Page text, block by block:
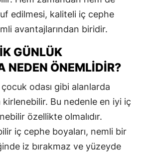
edilmesi, kaliteli iç cephe
avantajlarından biridir.
GÜNLÜK
NEDEN ÖNEMLIDIR?
odası gibi alanlarda
Bu nedenle en iyi iç
özellikte olmalıdır.
iç cephe boyaları, nemli bir
iz bırakmaz ve yüzeyde